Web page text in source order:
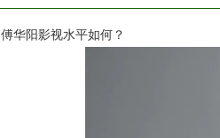
傅华阳影视水平如何？